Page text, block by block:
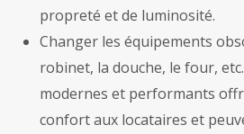
propreté et de luminosité.
Changer les équipements
robinet, la douche, le four,
modernes et performants
confort aux locataires et